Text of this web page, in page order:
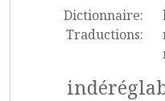
Dictionnaire:
Traductions: